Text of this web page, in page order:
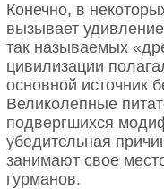
Конечно, в
вызывает
так называемых
цивилизации
основной источник
Великолепные
подвергшихся
убедительная
занимают свое
гурманов.